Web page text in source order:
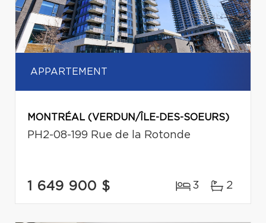
APPARTEMENT
MONTRÉAL (VERDUN/ÎLE-DES-SOEURS)
PH2-08-199 Rue de la Rotonde
1 649 900 $ 3 2